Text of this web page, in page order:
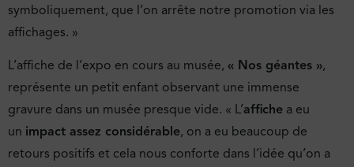
symboliquement, que l’on arrête notre promotion via les
affichages. »
L’affiche de l’expo en cours au musée, « Nos géantes »,
représente un petit enfant observant une immense
gravure dans un musée presque vide. « L’affiche a eu
un impact assez considérable, on a eu beaucoup de
retours positifs et cela nous conforte dans l’idée qu’on a